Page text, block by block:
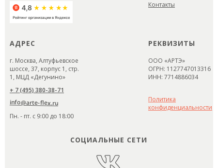
Политика
конфиденциальности
ООО «АРТЭ»
ОГРН: 1127747013316
ИНН: 7714886034
г. Москва, Алтуфьевское
шоссе, 37, корпус 1, стр.
1, МЦД «Дегунино»
info@arte-flex.ru
+ 7 (495) 380-38-71
Пн. - пт. с 9:00 до 18:00
АДРЕС РЕКВИЗИТЫ
СОЦИАЛЬНЫЕ СЕТИ
Контакты